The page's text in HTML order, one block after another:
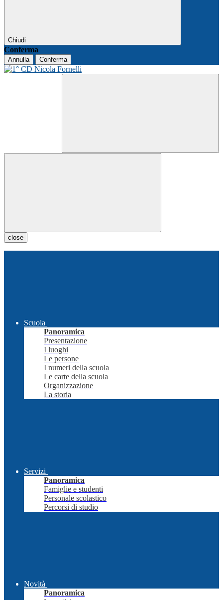
Chiudi
Conferma
Annulla Conferma
close
Scuola
Panoramica
Presentazione
I luoghi
Le persone
I numeri della scuola
Le carte della scuola
Organizzazione
La storia
Servizi
Panoramica
Famiglie e studenti
Personale scolastico
Percorsi di studio
Novità
Panoramica